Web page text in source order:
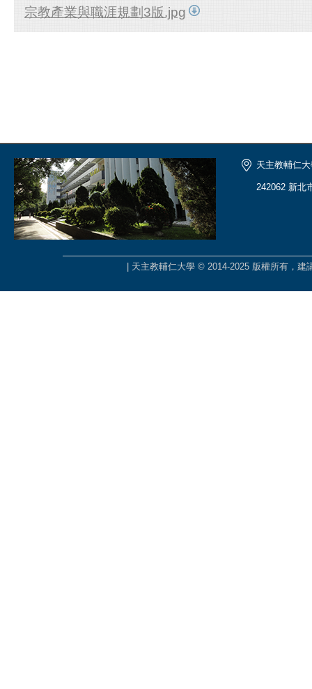
宗教產業與職涯規劃3版.jpg
天主教輔仁
242062 新北
| 天主教輔仁大學 © 2014-2025 版權所有，